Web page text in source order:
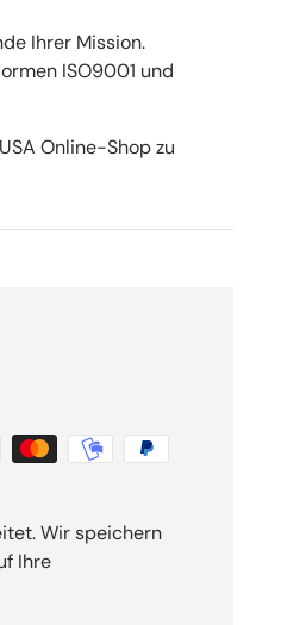
Ihrer Mission.
ISO9001 und
Online-Shop zu
Wir speichern
Ihre